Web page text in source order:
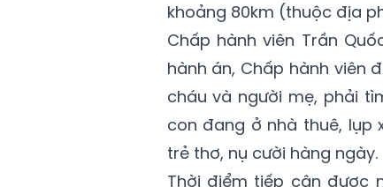
khoảng 80km (thuộc địa
Chấp hành viên Trần
hành án, Chấp hành viên
cháu và người mẹ, phải
con đang ở nhà thuê, lụp
trẻ thơ, nụ cười hàng ngày.
Thời điểm tiếp cận được